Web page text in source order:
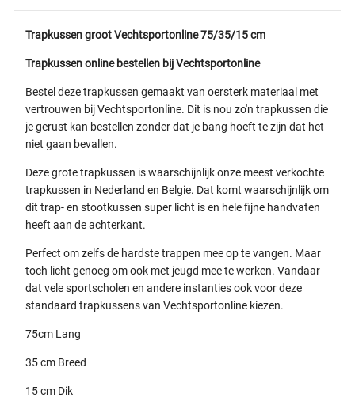
Trapkussen groot Vechtsportonline 75/35/15 cm
Trapkussen online bestellen bij Vechtsportonline
Bestel deze trapkussen gemaakt van oersterk materiaal met
vertrouwen bij Vechtsportonline. Dit is nou zo'n trapkussen die
je gerust kan bestellen zonder dat je bang hoeft te zijn dat het
niet gaan bevallen.
Deze grote trapkussen is waarschijnlijk onze meest verkochte
trapkussen in Nederland en Belgie. Dat komt waarschijnlijk om
dit trap- en stootkussen super licht is en hele fijne handvaten
heeft aan de achterkant.
Perfect om zelfs de hardste trappen mee op te vangen. Maar
toch licht genoeg om ook met jeugd mee te werken. Vandaar
dat vele sportscholen en andere instanties ook voor deze
standaard trapkussens van Vechtsportonline kiezen.
75cm Lang
35 cm Breed
15 cm Dik